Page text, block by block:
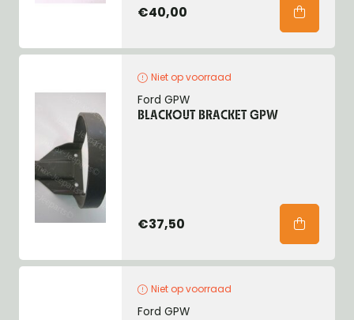
€40,00
Niet op voorraad
Ford GPW
BLACKOUT BRACKET GPW
€37,50
Niet op voorraad
Ford GPW